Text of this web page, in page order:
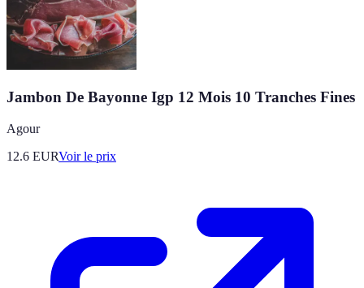
Jambon De Bayonne Igp 12 Mois 10 Tranches Fines
Agour
12.6 EURVoir le prix